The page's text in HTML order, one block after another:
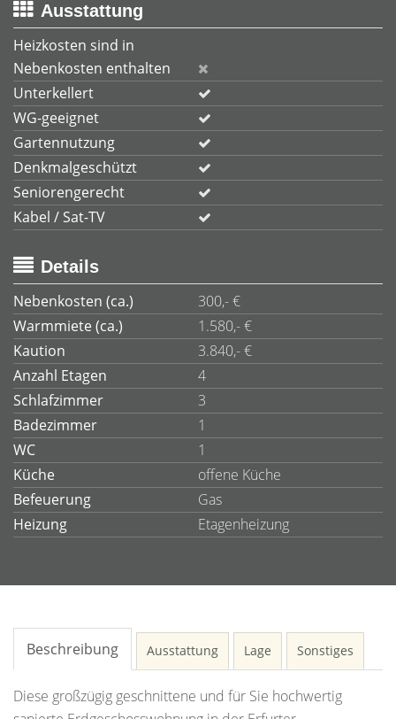
Ausstattung
Heizkosten sind in
Nebenkosten enthalten
Unterkellert
WG-geeignet
Gartennutzung
Denkmalgeschützt
Seniorengerecht
Kabel / Sat-TV
Details
Nebenkosten (ca.)
300,- €
Warmmiete (ca.)
1.580,- €
Kaution
3.840,- €
Anzahl Etagen
4
Schlafzimmer
3
Badezimmer
1
WC
1
Küche
offene Küche
Befeuerung
Gas
Heizung
Etagenheizung
Beschreibung Ausstattung Lage Sonstiges
Diese großzügig geschnittene und für Sie hochwertig